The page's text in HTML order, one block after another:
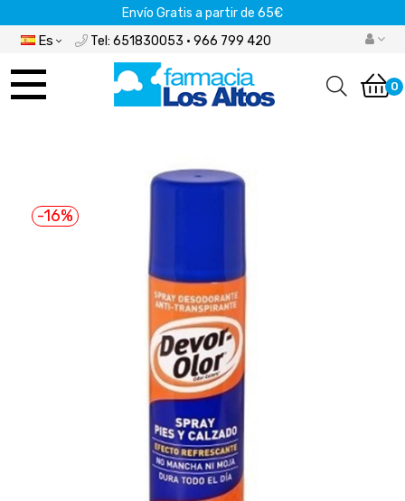
Envío Gratis a partir de 65€
Es Tel: 651830053 · 966 799 420
Navegación 0
-16%